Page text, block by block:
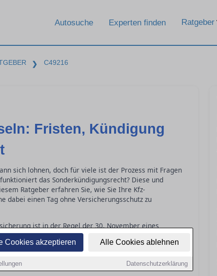
Cookies akzeptieren Alle Cookies ablehnen
Datenschutzerklärung
Autosuche Experten finden Ratgeber
❯ C49216
Fristen, Kündigung
sich lohnen, doch für viele ist der Prozess mit Fragen
das Sonderkündigungsrecht? Diese und
Ratgeber erfahren Sie, wie Sie Ihre Kfz-
dabei einen Tag ohne Versicherungsschutz zu
ist in der Regel der 30. November eines
Ihre Kündigung spätestens einen Monat vor Ablauf
Neben der ordentlichen Kündigung gibt es das
Wechsel ermöglicht. Dieses Recht greift, wenn Ihre
Schadensfall unzufrieden sind.